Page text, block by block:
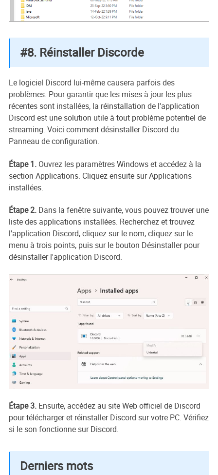
#8. Réinstaller Discorde
Le logiciel Discord lui-même causera parfois des
problèmes. Pour garantir que les mises à jour les plus
récentes sont installées, la réinstallation de l'application
Discord est une solution utile à tout problème potentiel de
streaming. Voici comment désinstaller Discord du
Panneau de configuration.
Étape 1.Ouvrez les paramètres Windows et accédez à la
section Applications. Cliquez ensuite sur Applications
installées.
Étape 2.Dans la fenêtre suivante, vous pouvez trouver une
liste des applications installées. Recherchez et trouvez
l'application Discord, cliquez sur le nom, cliquez sur le
menu à trois points, puis sur le bouton Désinstaller pour
désinstaller l'application Discord.
Étape 3.Ensuite, accédez au site Web officiel de Discord
pour télécharger et réinstaller Discord sur votre PC. Vérifiez
si le son fonctionne sur Discord.
Derniers mots